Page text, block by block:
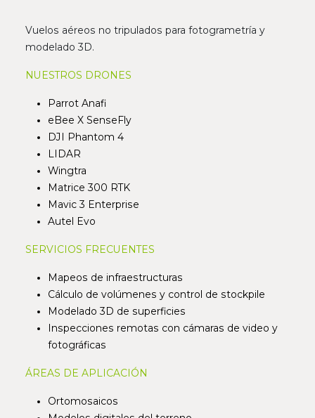
Vuelos aéreos no tripulados para fotogrametría y
modelado 3D.
NUESTROS DRONES
Parrot Anafi
eBee X SenseFly
DJI Phantom 4
LIDAR
Wingtra
Matrice 300 RTK
Mavic 3 Enterprise
Autel Evo
SERVICIOS FRECUENTES
Mapeos de infraestructuras
Cálculo de volúmenes y control de stockpile
Modelado 3D de superficies
Inspecciones remotas con cámaras de video y
fotográficas
ÁREAS DE APLICACIÓN
Ortomosaicos